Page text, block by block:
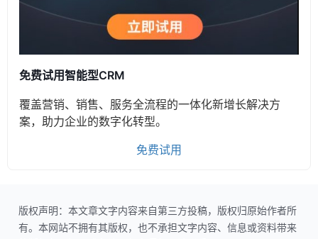
免费试用智能型CRM
覆盖营销、销售、服务全流程的一体化新增长解决方
案，助力企业的数字化转型。
免费试用
版权声明：本文章文字内容来自第三方投稿，版权归原始作者所
有。本网站不拥有其版权，也不承担文字内容、信息或资料带来